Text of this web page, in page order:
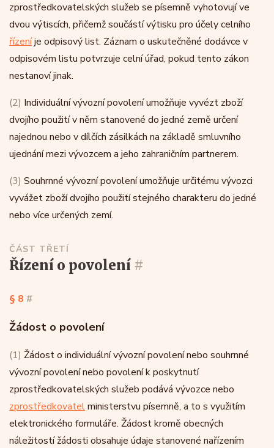
zprostředkovatelských služeb se písemně vyhotovují ve
dvou výtiscích, přičemž součástí výtisku pro účely celního
řízeníje odpisový list. Záznam o uskutečněné dodávce v
odpisovém listu potvrzuje celní úřad, pokud tento zákon
nestanoví jinak.
(2) Individuální vývozní povolení umožňuje vyvézt zboží
dvojího použití v něm stanovené do jedné země určení
najednou nebo v dílčích zásilkách na základě smluvního
ujednání mezi vývozcem a jeho zahraničním partnerem.
(3) Souhrnné vývozní povolení umožňuje určitému vývozci
vyvážet zboží dvojího použití stejného charakteru do jedné
nebo více určených zemí.
ČÁST TŘETÍ
řízení o povolení #
§ 8 #
Žádost o povolení
(1) Žádost o individuální vývozní povolení nebo souhrnné
vývozní povolení nebo povolení k poskytnutí
zprostředkovatelských služeb podává vývozce nebo
zprostředkovatelministerstvu písemně, a to s využitím
elektronického formuláře. Žádost kromě obecných
náležitostí žádosti obsahuje údaje stanovené nařízením